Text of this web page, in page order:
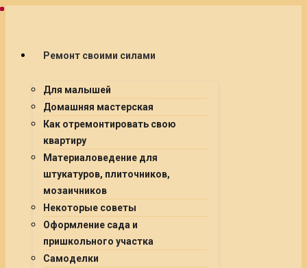
Ремонт своими силами
Для малышей
Домашняя мастерская
Как отремонтировать свою
квартиру
Материаловедение для
штукатуров, плиточников,
мозаичников
Некоторые советы
Оформление сада и
пришкольного участка
Самоделки